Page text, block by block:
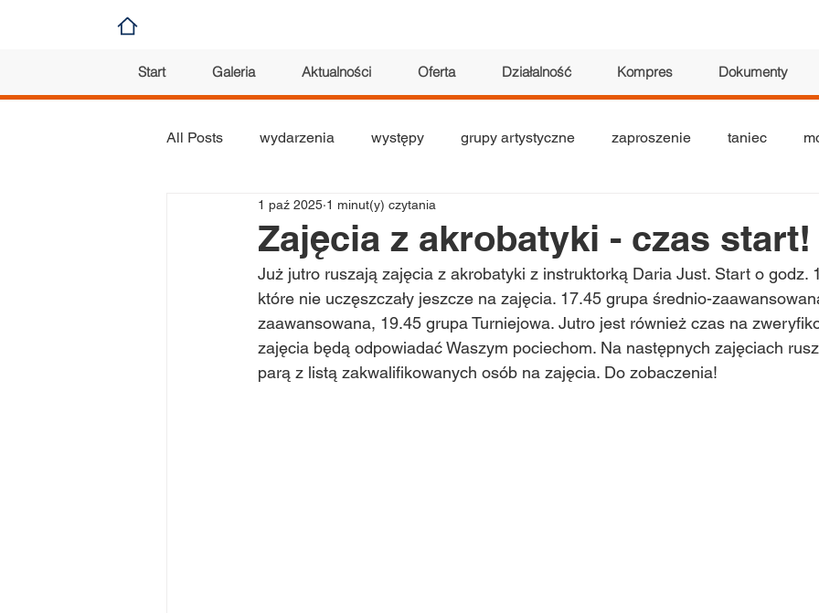
Start Galeria Aktualności Oferta Działalność Kompres Dokumenty
All Posts wydarzenia występy grupy artystyczne zaproszenie taniec
konkurs plastyczne
orkiestra
Zajęcia z akrobatyki - czas start!
1 paź 2025 1 minut(y) czytania
Już jutro ruszają zajęcia z akrobatyki z instruktorką Daria Just. Start o godz.
które nie uczęszczały jeszcze na zajęcia. 17.45 grupa średnio-
zaawansowana, 19.45 grupa Turniejowa. Jutro jest również czas na
zajęcia będą odpowiadać Waszym pociechom. Na następnych zajęciach
parą z listą zakwalifikowanych osób na zajęcia. Do zobaczenia!